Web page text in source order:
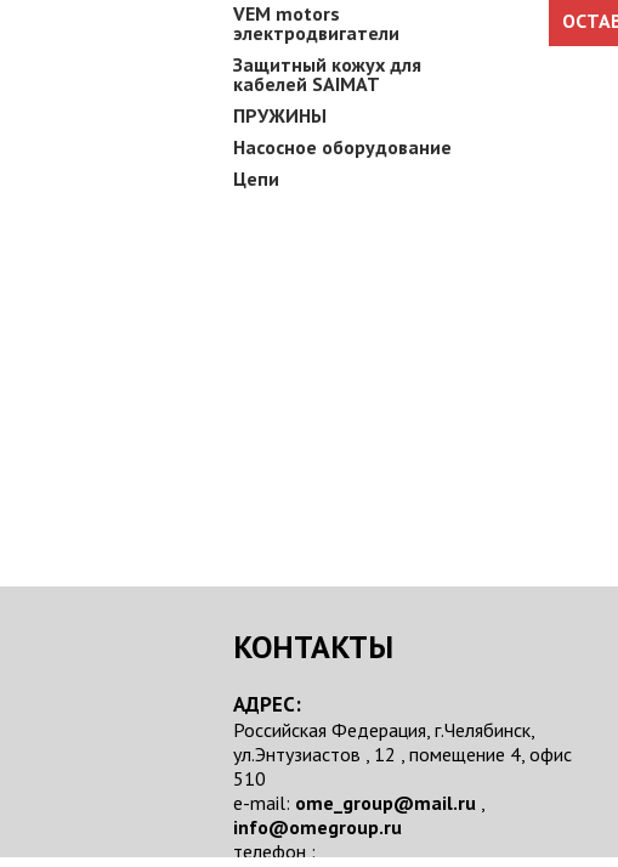
VEM motors
электродвигатели
Защитный кожух для
кабелей SAIMAT
ПРУЖИНЫ
Насосное оборудование
Цепи
КОНТАКТЫ
АДРЕС:
Российская Федерация, г.Челябинск,
ул.Энтузиастов , 12 , помещение 4, офис
510
e-mail: ome_group@mail.ru ,
info@omegroup.ru
телефон :